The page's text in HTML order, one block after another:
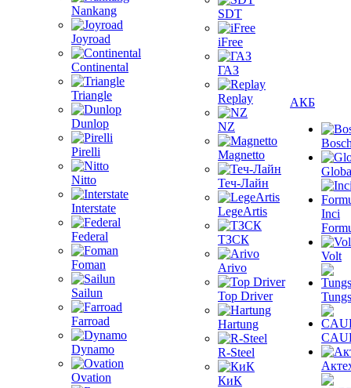
Nankang
Joyroad
Continental
Triangle
Dunlop
Pirelli
Nitto
Interstate
Federal
Foman
Sailun
Farroad
Dynamo
Ovation
SDT
iFree
ГАЗ
Replay
NZ
Magnetto
Теч-Лайн
LegeArtis
ТЗСК
Arivo
Top Driver
Hartung
R-Steel
КиК
АКБ
Inci
Volt